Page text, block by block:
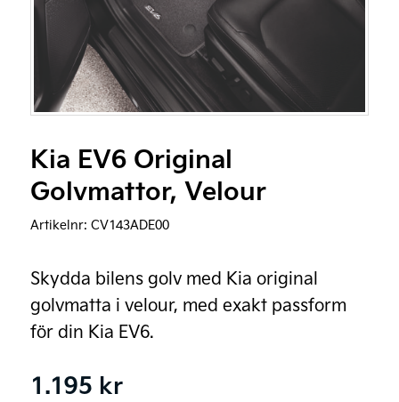
Kia EV6 Original
Golvmattor, Velour
Artikelnr: CV143ADE00
Skydda bilens golv med Kia original
golvmatta i velour, med exakt passform
för din Kia EV6.
1.195 kr